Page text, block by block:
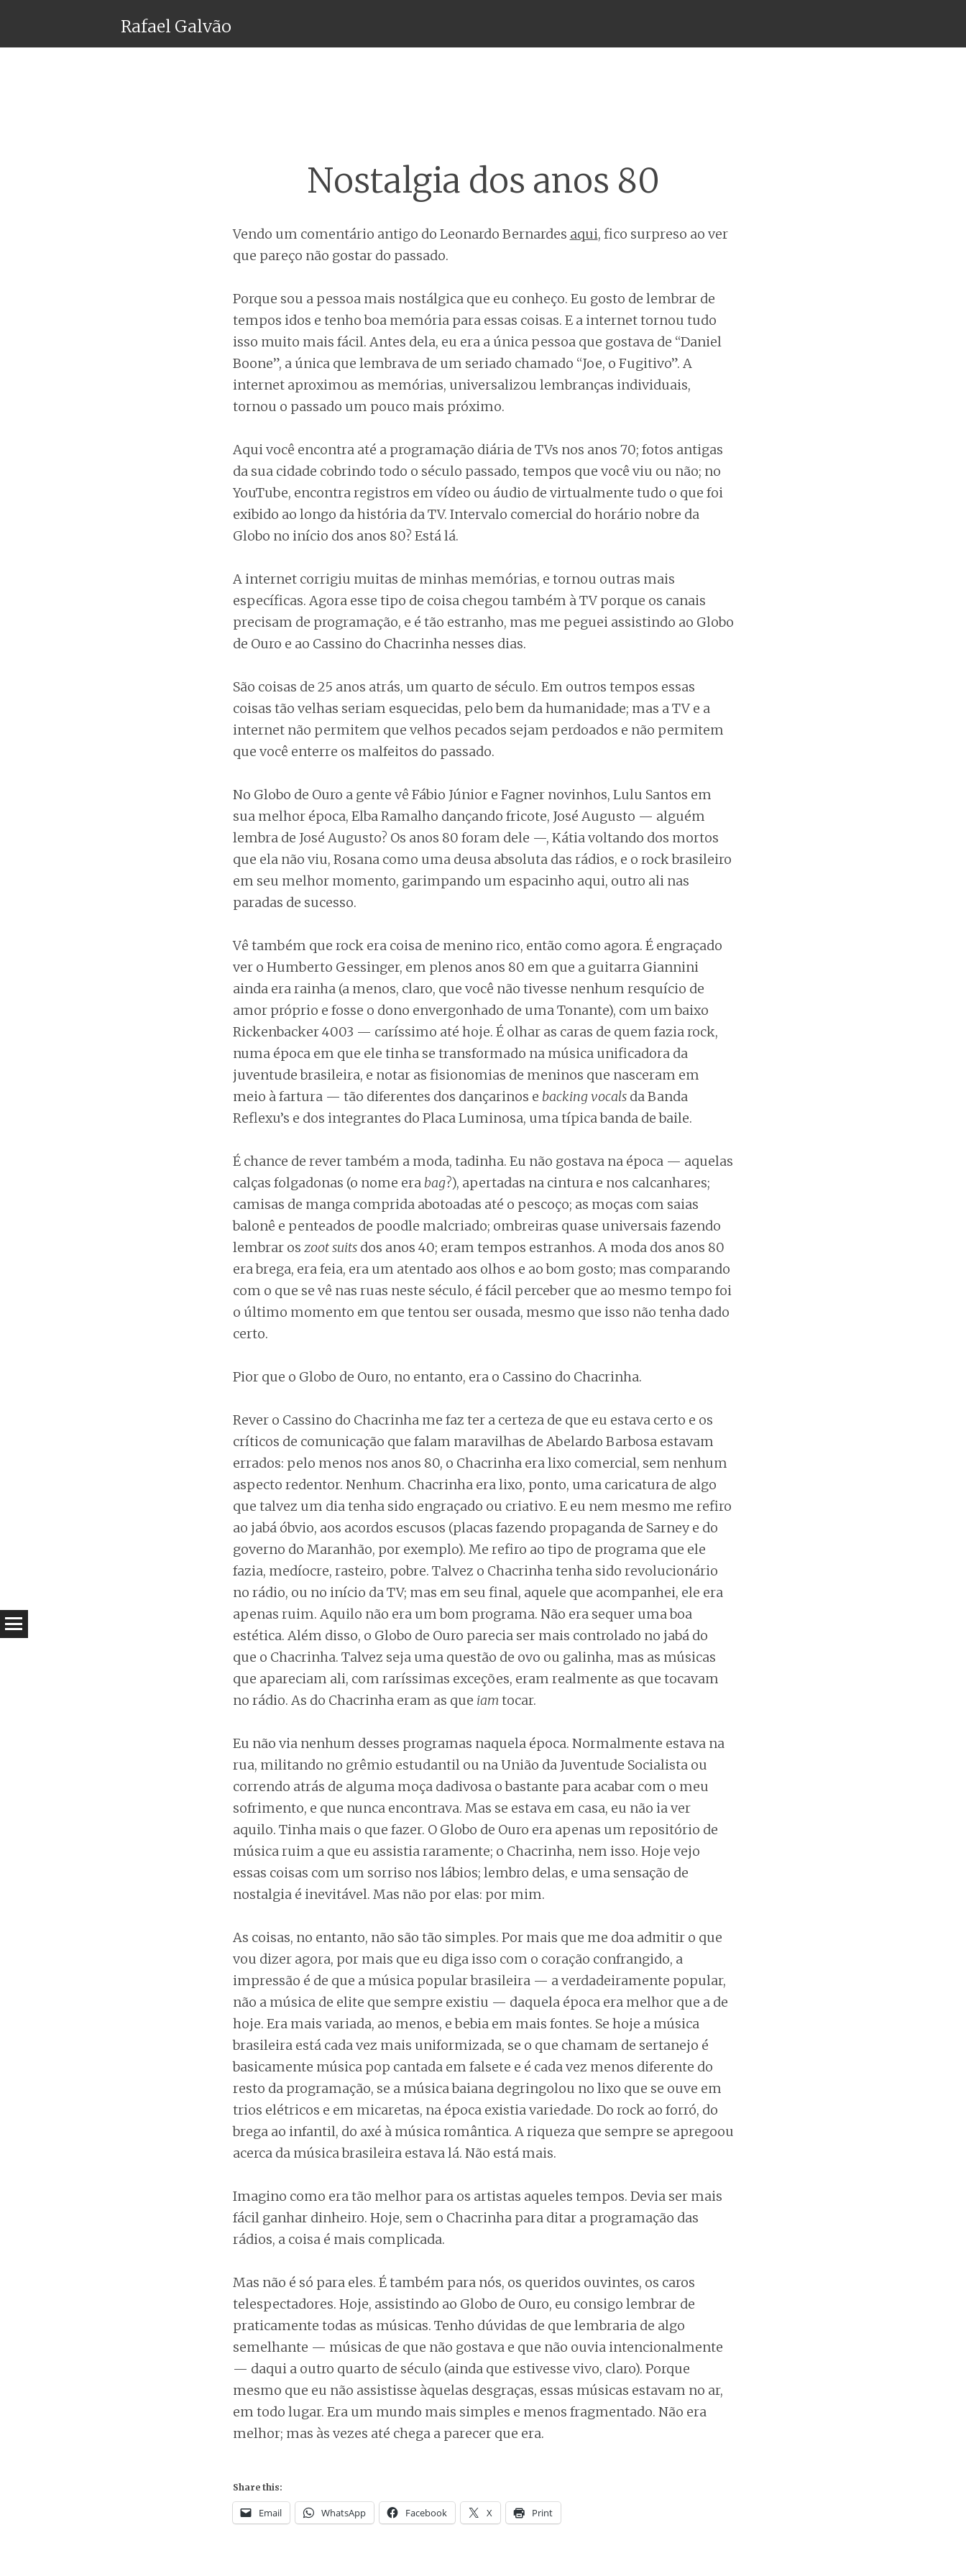
Rafael Galvão
Nostalgia dos anos 80
Vendo um comentário antigo do Leonardo Bernardes aqui, fico surpreso ao ver
que pareço não gostar do passado.
Porque sou a pessoa mais nostálgica que eu conheço. Eu gosto de lembrar de
tempos idos e tenho boa memória para essas coisas. E a internet tornou tudo
isso muito mais fácil. Antes dela, eu era a única pessoa que gostava de “Daniel
Boone”, a única que lembrava de um seriado chamado “Joe, o Fugitivo”. A
internet aproximou as memórias, universalizou lembranças individuais,
tornou o passado um pouco mais próximo.
Aqui você encontra até a programação diária de TVs nos anos 70; fotos antigas
da sua cidade cobrindo todo o século passado, tempos que você viu ou não; no
YouTube, encontra registros em vídeo ou áudio de virtualmente tudo o que foi
exibido ao longo da história da TV. Intervalo comercial do horário nobre da
Globo no início dos anos 80? Está lá.
A internet corrigiu muitas de minhas memórias, e tornou outras mais
específicas. Agora esse tipo de coisa chegou também à TV porque os canais
precisam de programação, e é tão estranho, mas me peguei assistindo ao Globo
de Ouro e ao Cassino do Chacrinha nesses dias.
São coisas de 25 anos atrás, um quarto de século. Em outros tempos essas
coisas tão velhas seriam esquecidas, pelo bem da humanidade; mas a TV e a
internet não permitem que velhos pecados sejam perdoados e não permitem
que você enterre os malfeitos do passado.
No Globo de Ouro a gente vê Fábio Júnior e Fagner novinhos, Lulu Santos em
sua melhor época, Elba Ramalho dançando fricote, José Augusto — alguém
lembra de José Augusto? Os anos 80 foram dele —, Kátia voltando dos mortos
que ela não viu, Rosana como uma deusa absoluta das rádios, e o rock brasileiro
em seu melhor momento, garimpando um espacinho aqui, outro ali nas
paradas de sucesso.
Vê também que rock era coisa de menino rico, então como agora. É engraçado
ver o Humberto Gessinger, em plenos anos 80 em que a guitarra Giannini
ainda era rainha (a menos, claro, que você não tivesse nenhum resquício de
amor próprio e fosse o dono envergonhado de uma Tonante), com um baixo
Rickenbacker 4003 — caríssimo até hoje. É olhar as caras de quem fazia rock,
numa época em que ele tinha se transformado na música unificadora da
juventude brasileira, e notar as fisionomias de meninos que nasceram em
meio à fartura — tão diferentes dos dançarinos e backing vocalsda Banda
Reflexu’s e dos integrantes do Placa Luminosa, uma típica banda de baile.
É chance de rever também a moda, tadinha. Eu não gostava na época — aquelas
calças folgadonas (o nome era bag?), apertadas na cintura e nos calcanhares;
camisas de manga comprida abotoadas até o pescoço; as moças com saias
balonê e penteados de poodle malcriado; ombreiras quase universais fazendo
lembrar os zoot suitsdos anos 40; eram tempos estranhos. A moda dos anos 80
era brega, era feia, era um atentado aos olhos e ao bom gosto; mas comparando
com o que se vê nas ruas neste século, é fácil perceber que ao mesmo tempo foi
o último momento em que tentou ser ousada, mesmo que isso não tenha dado
certo.
Pior que o Globo de Ouro, no entanto, era o Cassino do Chacrinha.
Rever o Cassino do Chacrinha me faz ter a certeza de que eu estava certo e os
críticos de comunicação que falam maravilhas de Abelardo Barbosa estavam
errados: pelo menos nos anos 80, o Chacrinha era lixo comercial, sem nenhum
aspecto redentor. Nenhum. Chacrinha era lixo, ponto, uma caricatura de algo
que talvez um dia tenha sido engraçado ou criativo. E eu nem mesmo me refiro
ao jabá óbvio, aos acordos escusos (placas fazendo propaganda de Sarney e do
governo do Maranhão, por exemplo). Me refiro ao tipo de programa que ele
fazia, medíocre, rasteiro, pobre. Talvez o Chacrinha tenha sido revolucionário
no rádio, ou no início da TV; mas em seu final, aquele que acompanhei, ele era
apenas ruim. Aquilo não era um bom programa. Não era sequer uma boa
estética. Além disso, o Globo de Ouro parecia ser mais controlado no jabá do
que o Chacrinha. Talvez seja uma questão de ovo ou galinha, mas as músicas
que apareciam ali, com raríssimas exceções, eram realmente as que tocavam
no rádio. As do Chacrinha eram as que iam tocar.
Eu não via nenhum desses programas naquela época. Normalmente estava na
rua, militando no grêmio estudantil ou na União da Juventude Socialista ou
correndo atrás de alguma moça dadivosa o bastante para acabar com o meu
sofrimento, e que nunca encontrava. Mas se estava em casa, eu não ia ver
aquilo. Tinha mais o que fazer. O Globo de Ouro era apenas um repositório de
música ruim a que eu assistia raramente; o Chacrinha, nem isso. Hoje vejo
essas coisas com um sorriso nos lábios; lembro delas, e uma sensação de
nostalgia é inevitável. Mas não por elas: por mim.
As coisas, no entanto, não são tão simples. Por mais que me doa admitir o que
vou dizer agora, por mais que eu diga isso com o coração confrangido, a
impressão é de que a música popular brasileira — a verdadeiramente popular,
não a música de elite que sempre existiu — daquela época era melhor que a de
hoje. Era mais variada, ao menos, e bebia em mais fontes. Se hoje a música
brasileira está cada vez mais uniformizada, se o que chamam de sertanejo é
basicamente música pop cantada em falsete e é cada vez menos diferente do
resto da programação, se a música baiana degringolou no lixo que se ouve em
trios elétricos e em micaretas, na época existia variedade. Do rock ao forró, do
brega ao infantil, do axé à música romântica. A riqueza que sempre se apregoou
acerca da música brasileira estava lá. Não está mais.
Imagino como era tão melhor para os artistas aqueles tempos. Devia ser mais
fácil ganhar dinheiro. Hoje, sem o Chacrinha para ditar a programação das
rádios, a coisa é mais complicada.
Mas não é só para eles. É também para nós, os queridos ouvintes, os caros
telespectadores. Hoje, assistindo ao Globo de Ouro, eu consigo lembrar de
praticamente todas as músicas. Tenho dúvidas de que lembraria de algo
semelhante — músicas de que não gostava e que não ouvia intencionalmente
— daqui a outro quarto de século (ainda que estivesse vivo, claro). Porque
mesmo que eu não assistisse àquelas desgraças, essas músicas estavam no ar,
em todo lugar. Era um mundo mais simples e menos fragmentado. Não era
melhor; mas às vezes até chega a parecer que era.
Share this:
Email WhatsApp Facebook X Print